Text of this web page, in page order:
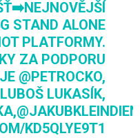
STAND ALONE
PLATFORMY.
ZA PODPORU
@PETROCKO,
LUBOŠ LUKASÍK,
,
KD5QLYE9T1